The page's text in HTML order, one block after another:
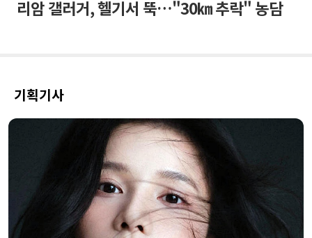
리암 갤러거, 헬기서 뚝…"30㎞ 추락" 농담
기획기사